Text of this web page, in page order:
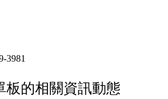
3981
板的相關資訊動態